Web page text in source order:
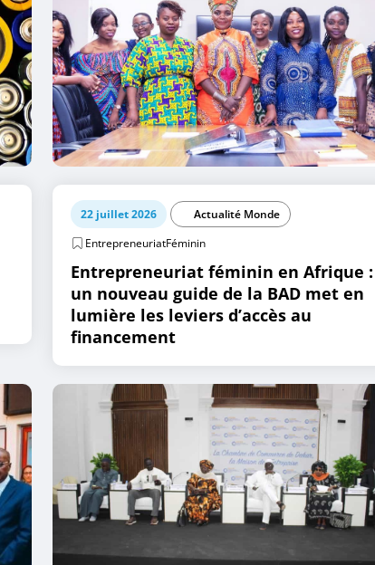
22 juillet 2026
Actualité Monde
EntrepreneuriatFéminin
Entrepreneuriat féminin en Afrique :
un nouveau guide de la BAD met en
lumière les leviers d’accès au
financement